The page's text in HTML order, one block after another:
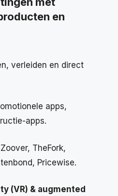
en
verleiden en direct
apps,
apps.
TheFork,
Pricewise.
(VR) & augmented